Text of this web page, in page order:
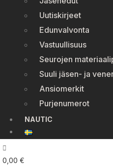
Uutiskirjeet
Edunvalvonta
Vastuullisuus
Seurojen
Suuli jäsen- ja
Ansiomerkit
Purjenumerot
NAUTIC
0,00 €